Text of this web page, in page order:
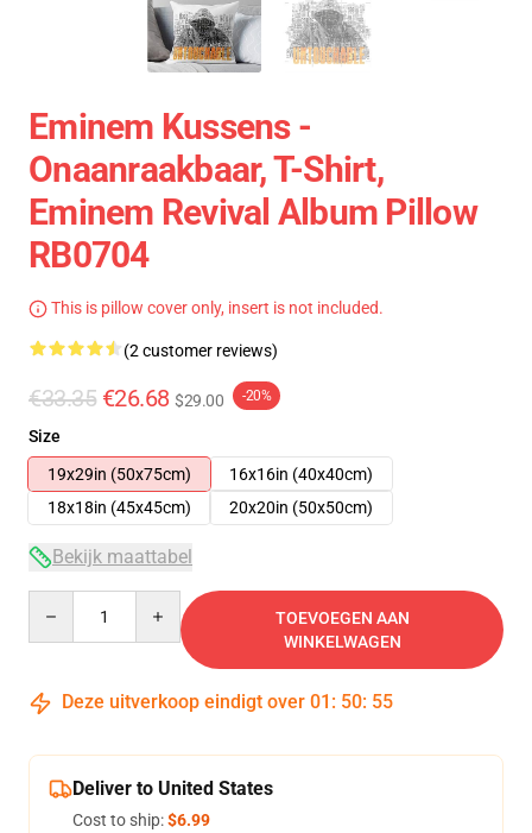
Eminem Kussens -
Onaanraakbaar, T-Shirt,
Eminem Revival Album Pillow
RB0704
This is pillow cover only, insert is not included.
(2 customer reviews)
€33.35 €26.68 $29.00 -20%
Size
19x29in (50x75cm)
16x16in (40x40cm)
18x18in (45x45cm)
20x20in (50x50cm)
Bekijk maattabel
TOEVOEGEN AAN
WINKELWAGEN
Deze uitverkoop eindigt over 01 : 50: 54
Deliver to United States
Cost to ship:$6.99